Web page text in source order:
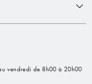
vendredi de 8h00 à 20h00